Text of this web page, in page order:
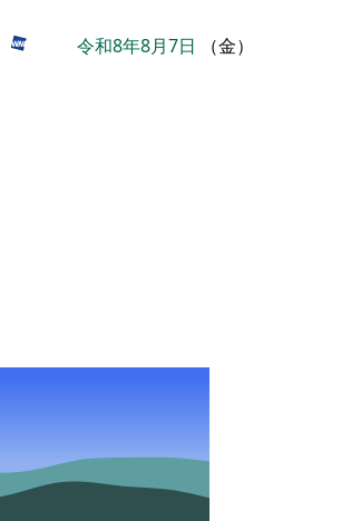
令和8年8月7日 （金）